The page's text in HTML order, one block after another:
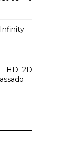
Infinity
HD 2D